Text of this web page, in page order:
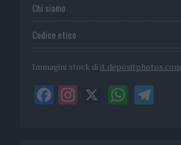
Chi siamo
Codice etico
Immagini stock di it.depositphotos.com